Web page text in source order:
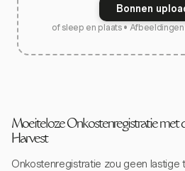
Bonnen
of sleep en plaats • Afbeeldingen
Moeiteloze Onkostenregistratie met
Harvest
Onkostenregistratie zou geen lastige